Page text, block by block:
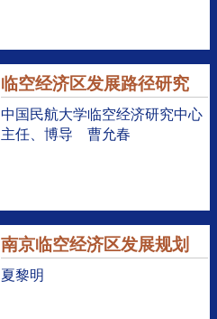
临空经济区发展路径研究
中国民航大学临空经济研究中心
主任、博导 曹允春
南京临空经济区发展规划
夏黎明